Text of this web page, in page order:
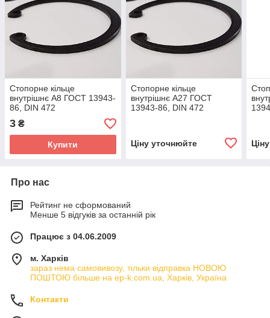
Стопорне кільце
внутрішнє А8 ГОСТ 13943-
86, DIN 472
3 ₴
Купити
Стопорне кільце
внутрішнє А27 ГОСТ
13943-86, DIN 472
Ціну уточнюйте
Про нас
Рейтинг не сформований
Менше 5 відгуків за останній рік
Працює з 04.06.2009
м. Харків
зараз нема самовивозу, тільки відправка НОВОЮ
ПОШТОЮ більше на ep-k.com.ua, Харків, Україна
Контакти